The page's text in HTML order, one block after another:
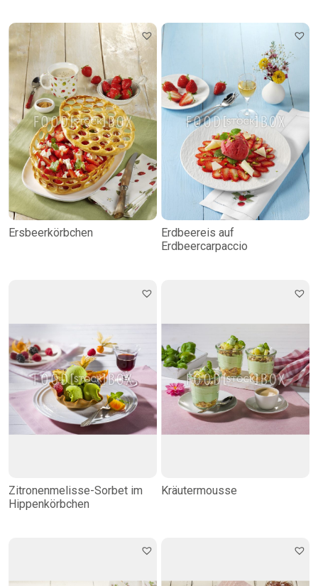
Ersbeerkörbchen
Erdbeereis auf
Erdbeercarpaccio
Zitronenmelisse-Sorbet im
Hippenkörbchen
Kräutermousse